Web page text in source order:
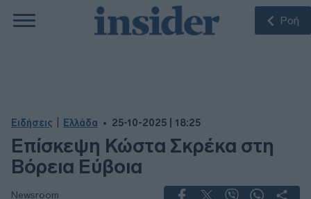
Ροή
Ειδήσεις Ελλάδα 25-10-2025 | 18:25
Επίσκεψη Κώστα Σκρέκα στη
Βόρεια Εύβοια
Newsroom